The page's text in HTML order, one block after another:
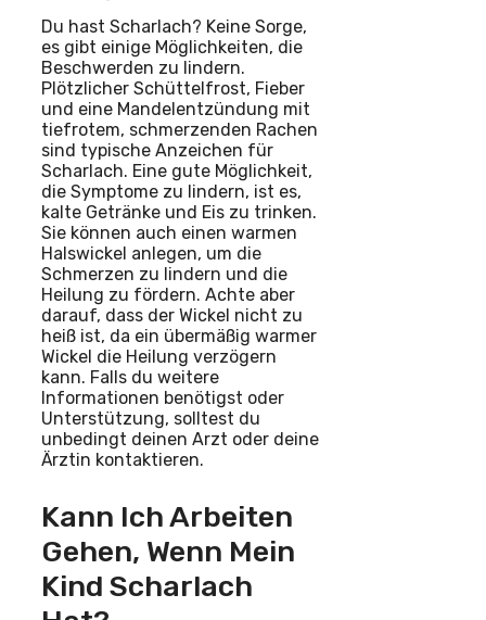
Du hast Scharlach? Keine Sorge,
es gibt einige Möglichkeiten, die
Beschwerden zu lindern.
Plötzlicher Schüttelfrost, Fieber
und eine Mandelentzündung mit
tiefrotem, schmerzenden Rachen
sind typische Anzeichen für
Scharlach. Eine gute Möglichkeit,
die Symptome zu lindern, ist es,
kalte Getränke und Eis zu trinken.
Sie können auch einen warmen
Halswickel anlegen, um die
Schmerzen zu lindern und die
Heilung zu fördern. Achte aber
darauf, dass der Wickel nicht zu
heiß ist, da ein übermäßig warmer
Wickel die Heilung verzögern
kann. Falls du weitere
Informationen benötigst oder
Unterstützung, solltest du
unbedingt deinen Arzt oder deine
Ärztin kontaktieren.
Kann Ich Arbeiten
Gehen, Wenn Mein
Kind Scharlach